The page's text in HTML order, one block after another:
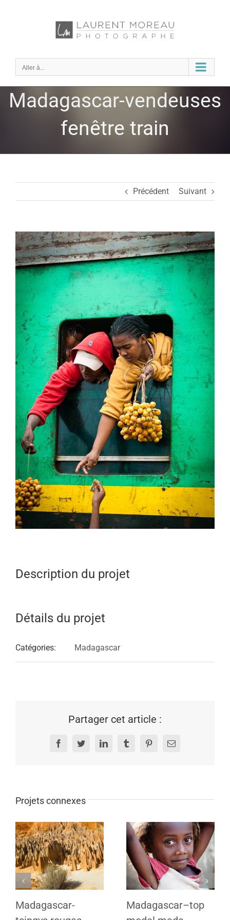
Aller à...
Madagascar-vendeuses
fenêtre train
Précédent Suivant
View
Larger
Image
Description du projet
Détails du projet
Catégories: Madagascar
Partager cet article :
FacebookTwitterLinkedInTumblrPinterestEmail
Projets connexes
Madagascar-
Madagascar–top